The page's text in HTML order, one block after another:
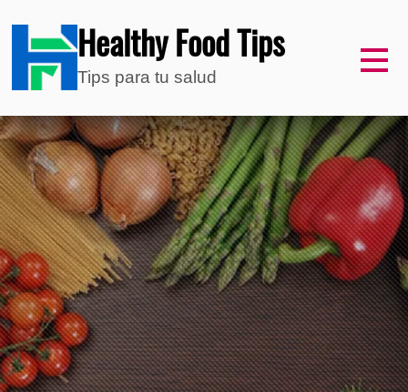
Healthy Food Tips
Tips para tu salud